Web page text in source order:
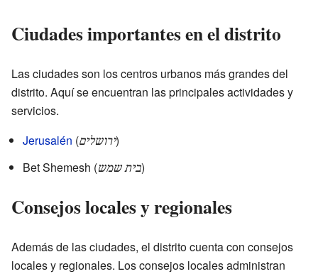
Ciudades importantes en el distrito
Las ciudades son los centros urbanos más grandes del
distrito. Aquí se encuentran las principales actividades y
servicios.
Jerusalén (ירושלים)
Bet Shemesh (בית שמש)
Consejos locales y regionales
Además de las ciudades, el distrito cuenta con consejos
locales y regionales. Los consejos locales administran